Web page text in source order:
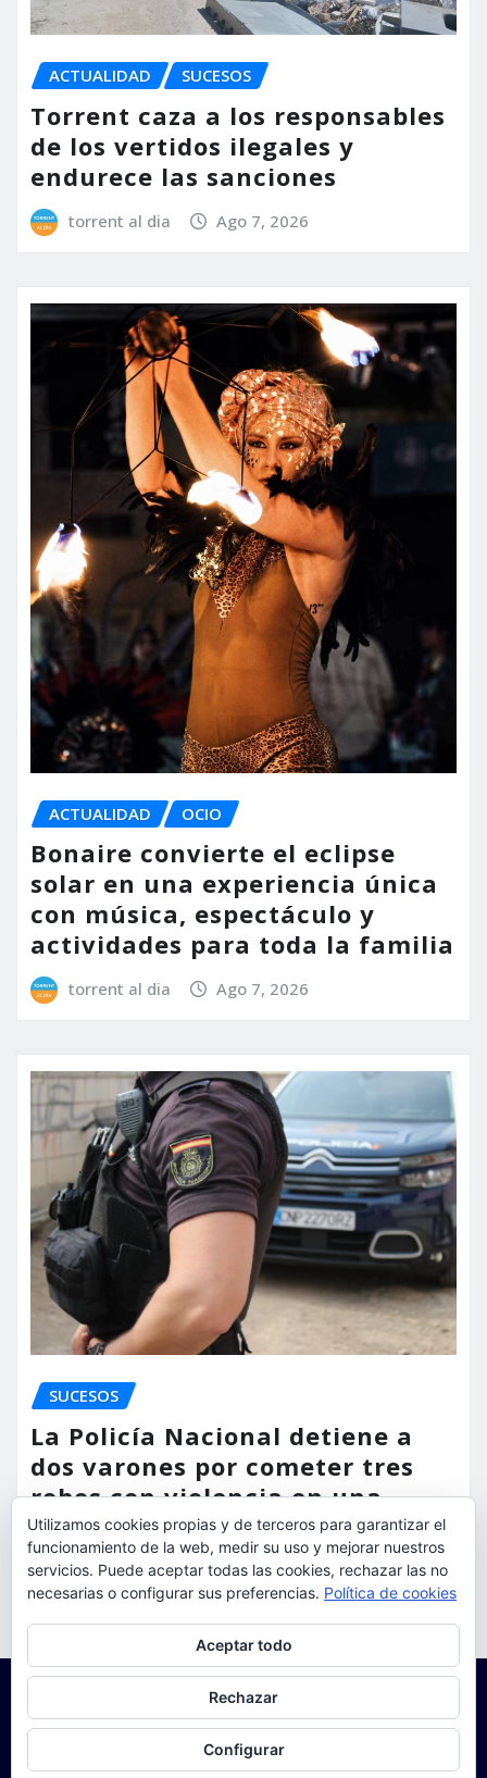
ACTUALIDAD SUCESOS
Torrent caza a los responsables
de los vertidos ilegales y
endurece las sanciones
torrent al dia Ago 7, 2026
ACTUALIDAD OCIO
Bonaire convierte el eclipse
solar en una experiencia única
con música, espectáculo y
actividades para toda la familia
torrent al dia Ago 7, 2026
SUCESOS
La Policía Nacional detiene a
dos varones por cometer tres
robos con violencia en una
misma mañana
torrent al dia Ago 7, 2026
Utilizamos cookies propias y de terceros para garantizar el
funcionamiento de la web, medir su uso y mejorar nuestros
servicios. Puede aceptar todas las cookies, rechazar las no
necesarias o configurar sus preferencias. Política de cookies
Aceptar todo
Rechazar
Configurar
Para obtener más información, incluido cómo gestionar las cookies,